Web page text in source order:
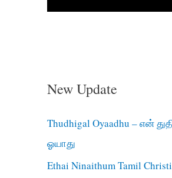
New Update
Thudhigal Oyaadhu – என்
ஓயாது
Ethai Ninaithum Tamil